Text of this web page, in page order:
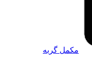
مکمل گربه